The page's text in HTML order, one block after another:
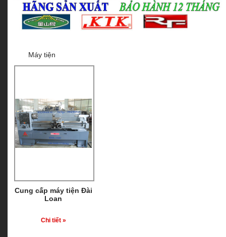
Máy tiện
Cung cấp máy tiện Đài
Loan
Chi tiết »